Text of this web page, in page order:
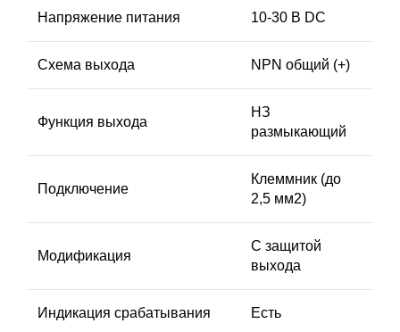
Напряжение питания 10-30 В DC
Схема выхода NPN общий (+)
Функция выхода
НЗ
размыкающий
Подключение
Клеммник (до
2,5 мм2)
Модификация
С защитой
выхода
Индикация срабатывания Есть